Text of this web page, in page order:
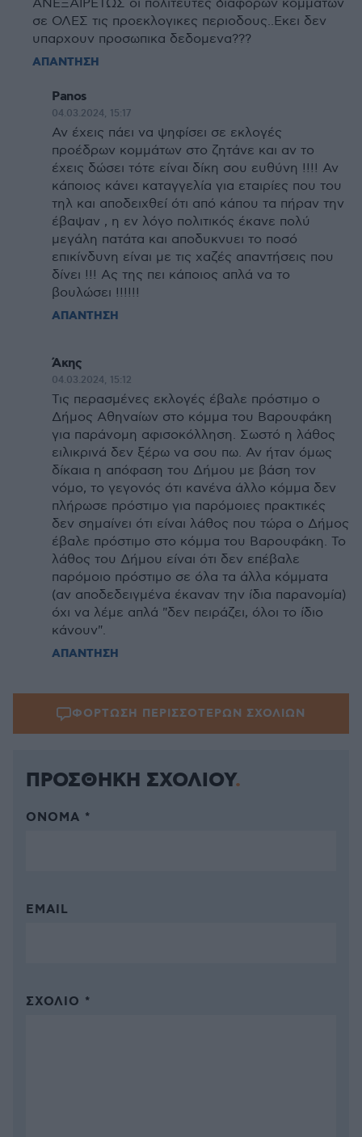
ΑΝΕΞΑΙΡΕΤΩΣ οι πολιτευτες διαφορων κομματων
σε ΟΛΕΣ τις προεκλογικες περιοδους..Εκει δεν
υπαρχουν προσωπικα δεδομενα???
ΑΠΑΝΤΗΣΗ
Panos
04.03.2024, 15:17
Αν έχεις πάει να ψηφίσει σε εκλογές
προέδρων κομμάτων στο ζητάνε και αν το
έχεις δώσει τότε είναι δίκη σου ευθύνη !!!! Αν
κάποιος κάνει καταγγελία για εταιρίες που του
τηλ και αποδειχθεί ότι από κάπου τα πήραν την
έβαψαν , η εν λόγο πολιτικός έκανε πολύ
μεγάλη πατάτα και αποδυκνυει το ποσό
επικίνδυνη είναι με τις χαζές απαντήσεις που
δίνει !!! Ας της πει κάποιος απλά να το
βουλώσει !!!!!!
ΑΠΑΝΤΗΣΗ
Άκης
04.03.2024, 15:12
Τις περασμένες εκλογές έβαλε πρόστιμο ο
Δήμος Αθηναίων στο κόμμα του Βαρουφάκη
για παράνομη αφισοκόλληση. Σωστό η λάθος
ειλικρινά δεν ξέρω να σου πω. Αν ήταν όμως
δίκαια η απόφαση του Δήμου με βάση τον
νόμο, το γεγονός ότι κανένα άλλο κόμμα δεν
πλήρωσε πρόστιμο για παρόμοιες πρακτικές
δεν σημαίνει ότι είναι λάθος που τώρα ο Δήμος
έβαλε πρόστιμο στο κόμμα του Βαρουφάκη. Το
λάθος του Δήμου είναι ότι δεν επέβαλε
παρόμοιο πρόστιμο σε όλα τα άλλα κόμματα
(αν αποδεδειγμένα έκαναν την ίδια παρανομία)
όχι να λέμε απλά "δεν πειράζει, όλοι το ίδιο
κάνουν".
ΑΠΑΝΤΗΣΗ
ΦΟΡΤΩΣΗ ΠΕΡΙΣΣΟΤΕΡΩΝ ΣΧΟΛΙΩΝ
ΠΡΟΣΘΗΚΗ ΣΧΟΛΙΟΥ
ΌΝΟΜΑ *
EMAIL
ΣΧΌΛΙΟ *